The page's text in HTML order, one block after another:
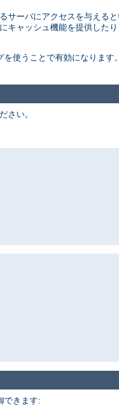
サーバにアクセスを与える
ャッシュ機能を提供した
を使うことで有効になります
さい。
できます: